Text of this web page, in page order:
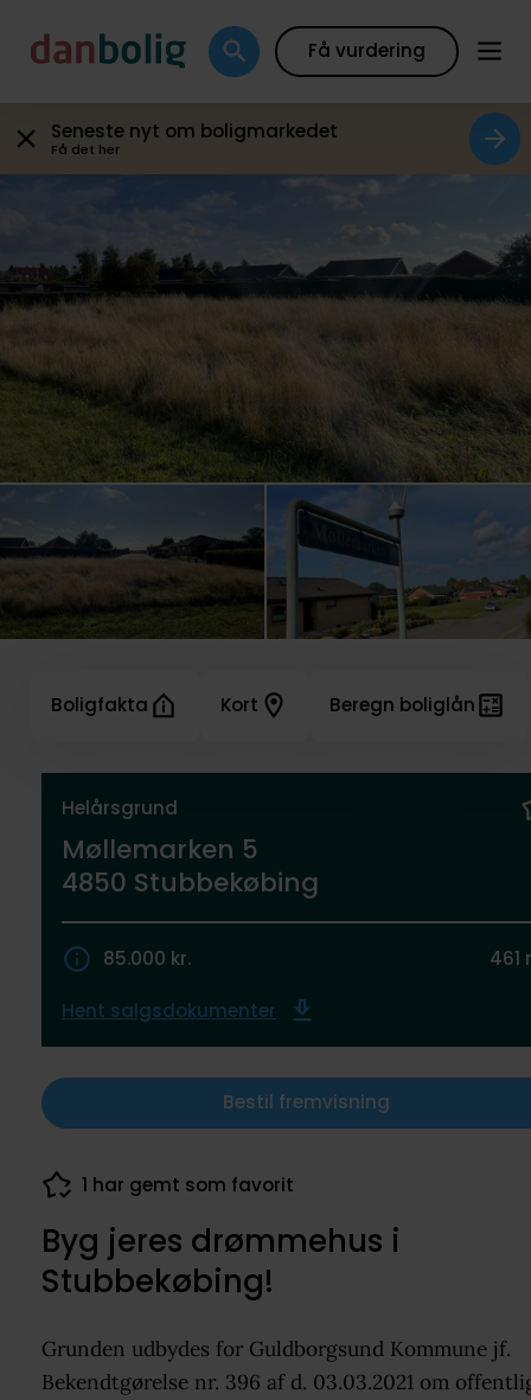
Få vurdering
Seneste nyt om boligmarkedet
Få det her
Helårsgrund
Møllemarken 5
4850 Stubbekøbing
85.000 kr. 461
Hent salgsdokumenter
Bestil fremvisning
Boligfakta Kort Beregn boliglån
1 har gemt som favorit
68 dokumenter downloadet
Byg jeres drømmehus i
Stubbekøbing!
Grunden udbydes for Guldborgsund Kommune jf.
Bekendtgørelse nr. 396 af d. 03.03.2021 om
Galleri Boligfakta Kort Beregn boliglån